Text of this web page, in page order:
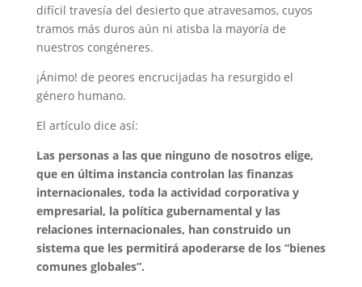
difícil travesía del desierto que atravesamos, cuyos
tramos más duros aún ni atisba la mayoría de
nuestros congéneres.
¡Ánimo! de peores encrucijadas ha resurgido el
género humano.
El artículo dice así:
Las personas a las que ninguno de nosotros elige,
que en última instancia controlan las finanzas
internacionales, toda la actividad corporativa y
empresarial, la política gubernamental y las
relaciones internacionales, han construido un
sistema que les permitirá apoderarse de los “bienes
comunes globales”.